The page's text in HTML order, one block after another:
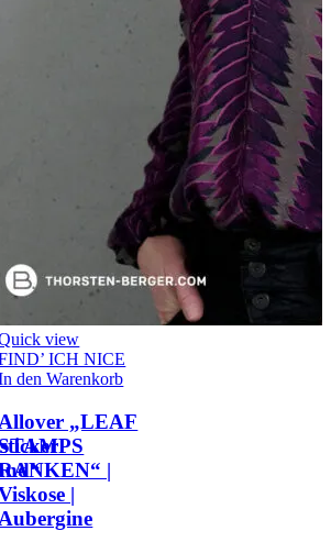
view
ICH NICE
den Warenkorb
Allover „LEAF
|
|
Aubergine